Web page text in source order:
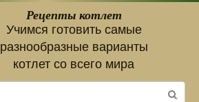
Рецепты котлет
Учимся готовить самые
разнообразные варианты
котлет со всего мира